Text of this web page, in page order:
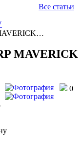
Все статьи
MAVERICK
0